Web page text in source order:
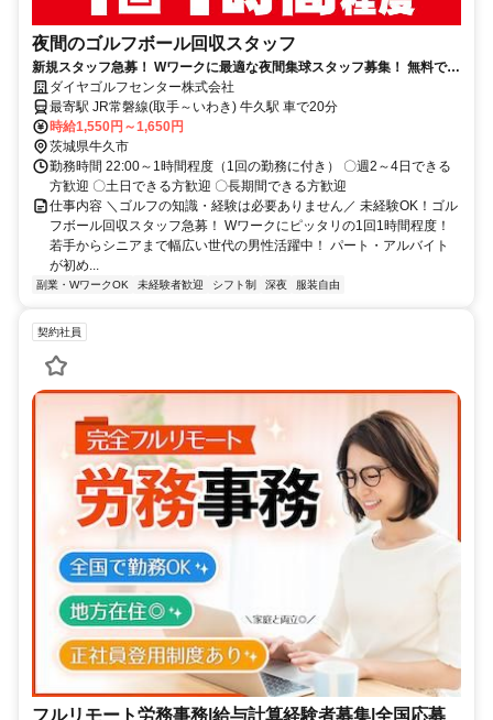
夜間のゴルフボール回収スタッフ
新規スタッフ急募！ Wワークに最適な夜間集球スタッフ募集！ 無料でゴ
ルフ練習できます（規定あり）
ダイヤゴルフセンター株式会社
最寄駅 JR常磐線(取手～いわき) 牛久駅 車で20分
時給1,550円～1,650円
茨城県牛久市
勤務時間 22:00～1時間程度（1回の勤務に付き） 〇週2～4日できる
方歓迎 〇土日できる方歓迎 〇長期間できる方歓迎
仕事内容 ＼ゴルフの知識・経験は必要ありません／ 未経験OK！ゴル
フボール回収スタッフ急募！ Wワークにピッタリの1回1時間程度！
若手からシニアまで幅広い世代の男性活躍中！ パート・アルバイト
が初め...
副業・WワークOK 未経験者歓迎 シフト制 深夜 服装自由
契約社員
フルリモート労務事務|給与計算経験者募集|全国応募